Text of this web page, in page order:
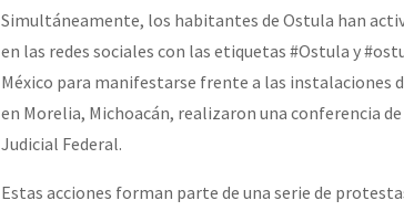
Simultáneamente, los habitantes de Ostula han
en las redes sociales con las etiquetas #Ostula y
México para manifestarse frente a las instalaciones
en Morelia, Michoacán, realizaron una conferencia
Judicial Federal.
Estas acciones forman parte de una serie de